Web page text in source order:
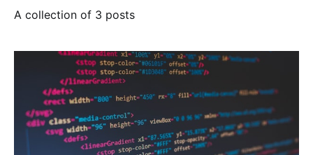
A collection of 3 posts